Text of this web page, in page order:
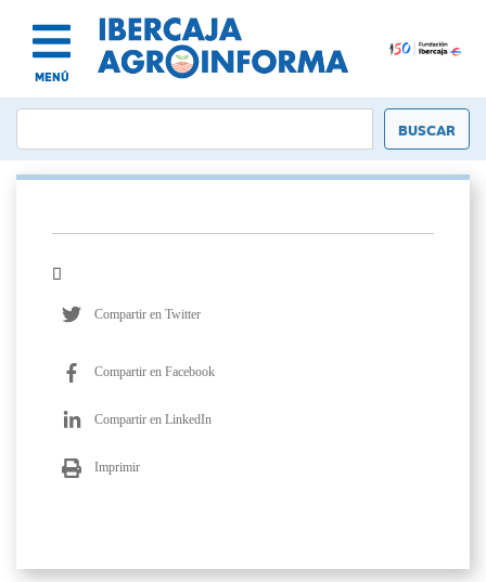
MENÚ
Compartir en Twitter
Compartir en Facebook
Compartir en LinkedIn
Imprimir